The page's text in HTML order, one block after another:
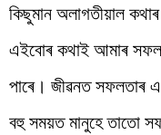
কিছুমান অলাগতীয়াল
এইবোৰ কথাই আমাৰ
পাৰে। জীৱনত সফলতাৰ
বহু সময়ত মানুহে তাতো